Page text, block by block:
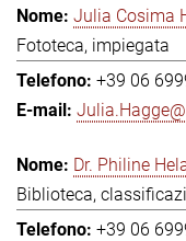
Julia Cosima
Fototeca, impiegata
+39 06
Dr. Philine
Biblioteca,
+39 06